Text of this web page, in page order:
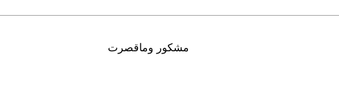
مشكور وماقصرت